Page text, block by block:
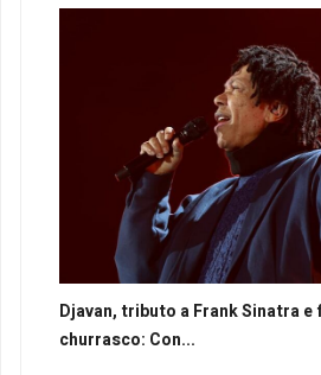
Djavan, tributo a Frank Sinatra
churrasco: Con...